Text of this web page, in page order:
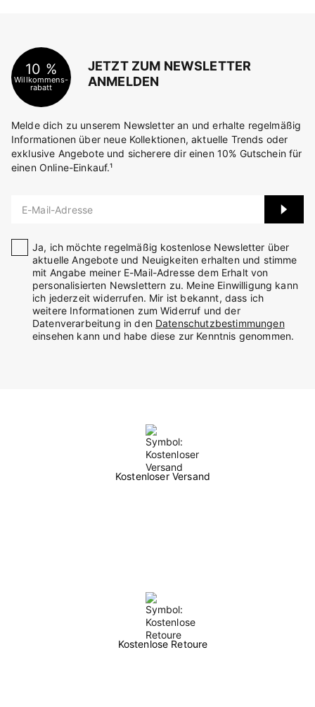
10 %
Willkommens-
rabatt
JETZT ZUM NEWSLETTER
ANMELDEN
Melde dich zu unserem Newsletter an und erhalte regelmäßig
Informationen über neue Kollektionen, aktuelle Trends oder
exklusive Angebote und sicherere dir einen 10% Gutschein für
einen Online-Einkauf.¹
E-Mail-Adresse
Ja, ich möchte regelmäßig kostenlose Newsletter über
aktuelle Angebote und Neuigkeiten erhalten und stimme
mit Angabe meiner E-Mail-Adresse dem Erhalt von
personalisierten Newslettern zu. Meine Einwilligung kann
ich jederzeit widerrufen. Mir ist bekannt, dass ich
weitere Informationen zum Widerruf und der
Datenverarbeitung in den Datenschutzbestimmungen
einsehen kann und habe diese zur Kenntnis genommen.
Kostenloser Versand
Kostenlose Retoure